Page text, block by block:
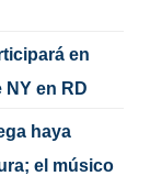
en
en RD
haya
el músico